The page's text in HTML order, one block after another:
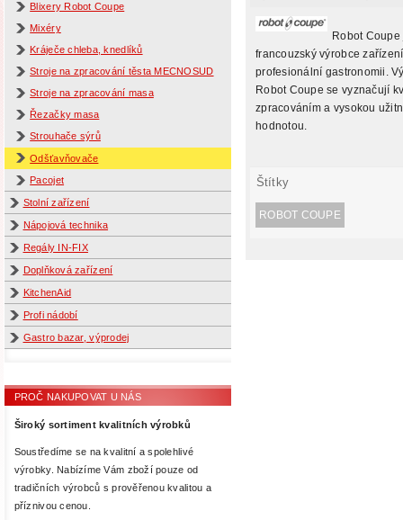
Blixery Robot Coupe
Mixéry
Kráječe chleba, knedlíků
Stroje na zpracování těsta MECNOSUD
Stroje na zpracování masa
Řezačky masa
Strouhače sýrů
Odšťavňovače
Pacojet
Stolní zařízení
Nápojová technika
Regály IN-FIX
Doplňková zařízení
KitchenAid
Profi nádobí
Gastro bazar, výprodej
PROČ NAKUPOVAT U NÁS
Široký sortiment kvalitních výrobků
Soustředíme se na kvalitní a spolehlivé
výrobky. Nabízíme Vám zboží pouze od
tradičních výrobců s prověřenou kvalitou a
příznivou cenou.
Robot Coupe
francouzský výrobce
profesionální gastronomii.
Robot Coupe se vyznačují
zpracováním a vysokou
hodnotou.
Štítky
ROBOT COUPE